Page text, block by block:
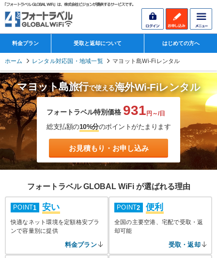
料金プラン 受取と返却について はじめての方へ
ホーム レンタル対応国・地域一覧 マヨット島Wi-Fiレンタル
マヨット島旅行で使える海外Wi-Fiレンタル
フォートラベル特別価格 931円～/日
総支払額の10%分のポイントがたまります
お見積もり・お申し込み
フォートラベル GLOBAL WiFi が選ばれる理由
POINT1 安い
快適なネット環境を定額格安プラ
ンで容量別に提供
料金プラン
POINT2 便利
全国の主要空港、宅配で受取・返
却可能
受取・返却